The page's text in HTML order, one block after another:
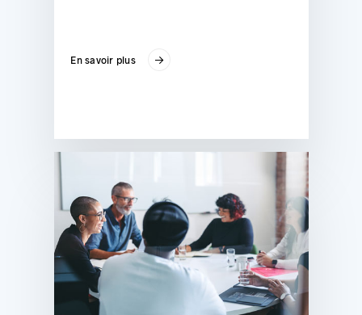
En savoir plus